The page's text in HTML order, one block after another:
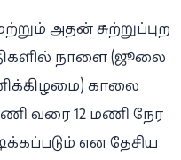
மற்றும் அதன் சுற்றுப்புற
நாளை (ஜூலை
காலை
வரை 12 மணி நேர
என தேசிய